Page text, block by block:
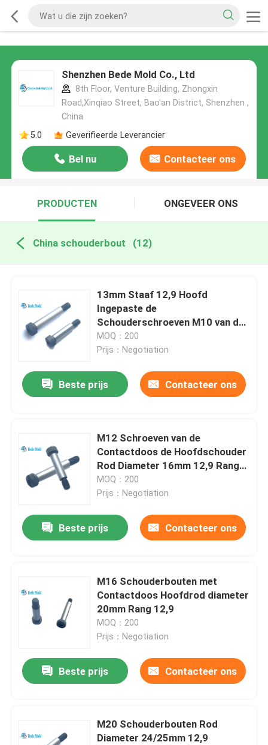
Shenzhen Bede Mold Co., Ltd
8th Floor, Venture Building, Zhongxin
Road,Xinqiao Street, Bao'an District, Shenzhen ,
China
5.0
Geverifieerde Leverancier
Bel nu Contacteer ons
PRODUCTEN ONGEVEER ONS
China schouderbout (12)
13mm Staaf 12,9 Hoofd
Ingepaste de
Schouderschroeven M10 van de
Rang Hexagon Contactdoos
MOQ：200
Prijs：Negotiation
Beste prijs Contacteer ons
M12 Schroeven van de
Contactdoos de Hoofdschouder
Rod Diameter 16mm 12,9 Rang
DIN7379
MOQ：200
Prijs：Negotiation
Beste prijs Contacteer ons
M16 Schouderbouten met
Contactdoos Hoofdrod diameter
20mm Rang 12,9
MOQ：200
Prijs：Negotiation
Beste prijs Contacteer ons
M20 Schouderbouten Rod
Diameter 24/25mm 12,9